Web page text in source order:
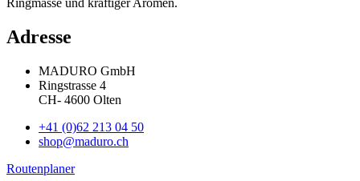
Ringmasse und kräftiger Aromen.
Adresse
MADURO GmbH
Ringstrasse 4
CH- 4600 Olten
+41 (0)62 213 04 50
shop@maduro.ch
Routenplaner